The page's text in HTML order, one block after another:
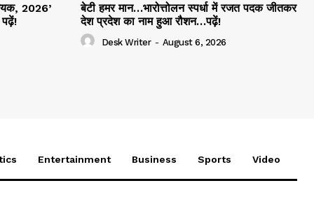
2026’
पढ़ें!
बेटी हमर मान…भारोत्तोलन स्पर्धा में रजत पदक जीतकर
देश प्रदेश का नाम हुआ रौशन…पढ़ें!
Desk Writer - August 6, 2026
Entertainment Business Sports Video